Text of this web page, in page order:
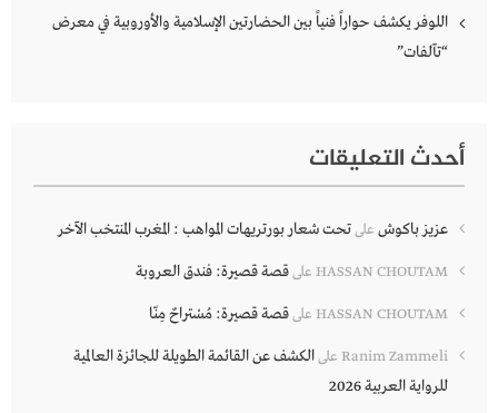
اللوفر يكشف حواراً فنياً بين الحضارتين الإسلامية والأوروبية في معرض
“تآلفات”
أحدث التعليقات
عزيز باكوش علىتحت شعار بورتريهات المواهب : المغرب المنتخب الآخر
HASSAN CHOUTAM علىقصة قصيرة: فندق العروبة
HASSAN CHOUTAM علىقصة قصيرة: مُسْتراحٌ مِنّا
Ranim Zammeli علىالكشف عن القائمة الطويلة للجائزة العالمية
للرواية العربية 2026